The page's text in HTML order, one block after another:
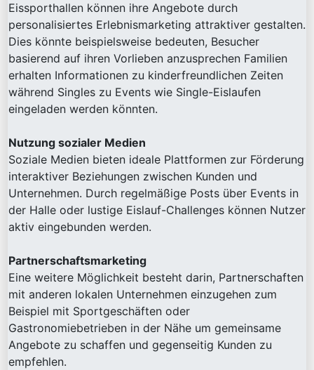
Eissporthallen können ihre Angebote durch
personalisiertes Erlebnismarketing attraktiver gestalten.
Dies könnte beispielsweise bedeuten, Besucher
basierend auf ihren Vorlieben anzusprechen Familien
erhalten Informationen zu kinderfreundlichen Zeiten
während Singles zu Events wie Single-Eislaufen
eingeladen werden könnten.
Nutzung sozialer Medien
Soziale Medien bieten ideale Plattformen zur Förderung
interaktiver Beziehungen zwischen Kunden und
Unternehmen. Durch regelmäßige Posts über Events in
der Halle oder lustige Eislauf-Challenges können Nutzer
aktiv eingebunden werden.
Partnerschaftsmarketing
Eine weitere Möglichkeit besteht darin, Partnerschaften
mit anderen lokalen Unternehmen einzugehen zum
Beispiel mit Sportgeschäften oder
Gastronomiebetrieben in der Nähe um gemeinsame
Angebote zu schaffen und gegenseitig Kunden zu
empfehlen.